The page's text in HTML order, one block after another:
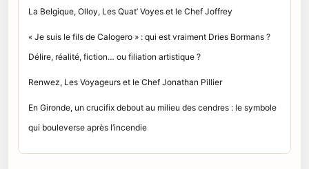
La Belgique, Olloy, Les Quat’ Voyes et le Chef Joffrey
« Je suis le fils de Calogero » : qui est vraiment Dries Bormans ?
Délire, réalité, fiction… ou filiation artistique ?
Renwez, Les Voyageurs et le Chef Jonathan Pillier
En Gironde, un crucifix debout au milieu des cendres : le symbole
qui bouleverse après l’incendie